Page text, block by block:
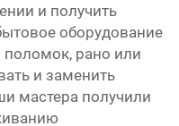
и получить
оборудование
поломок, рано или
и заменить
мастера получили